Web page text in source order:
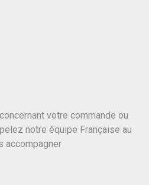
votre commande ou
notre équipe Française au
accompagner